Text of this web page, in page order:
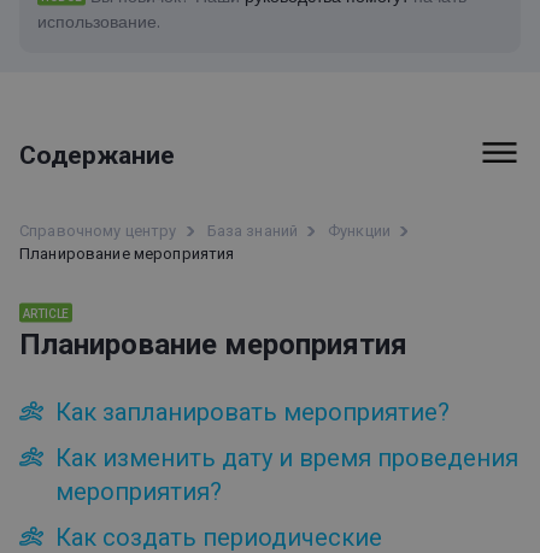
использование.
Содержание
Счета-фактуры и платежи
Функции
Интеграции
Статистика
Файлы
Приемная
Справочному центру База знаний
Функции
Планирование мероприятия
ARTICLE
Планирование мероприятия
Как запланировать мероприятие?
Как изменить дату и время проведения
мероприятия?
Как создать периодические